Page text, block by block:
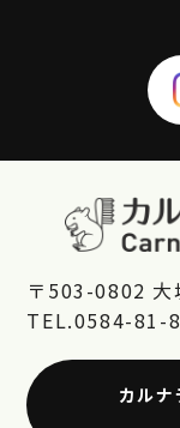
〒503-0802 大
TEL.0584-81-
カルナ